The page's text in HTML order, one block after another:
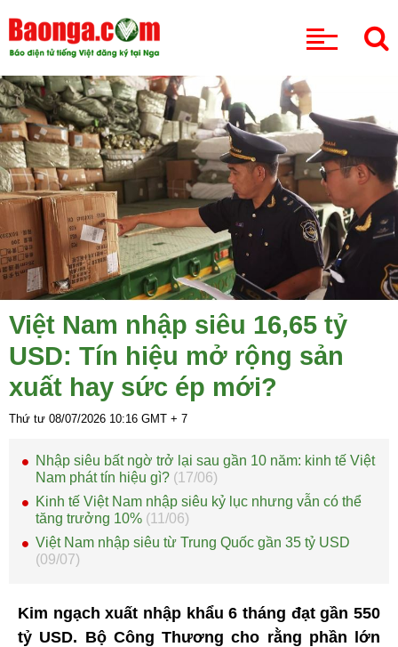
Việt Nam nhập siêu 16,65 tỷ
USD: Tín hiệu mở rộng sản
xuất hay sức ép mới?
Thứ tư 08/07/2026 10:16 GMT + 7
Nhập siêu bất ngờ trở lại sau gần 10 năm: kinh tế Việt
Nam phát tín hiệu gì? (17/06)
Kinh tế Việt Nam nhập siêu kỷ lục nhưng vẫn có thể
tăng trưởng 10% (11/06)
Việt Nam nhập siêu từ Trung Quốc gần 35 tỷ USD
(09/07)
Kim ngạch xuất nhập khẩu 6 tháng đạt gần 550
tỷ USD. Bộ Công Thương cho rằng phần lớn